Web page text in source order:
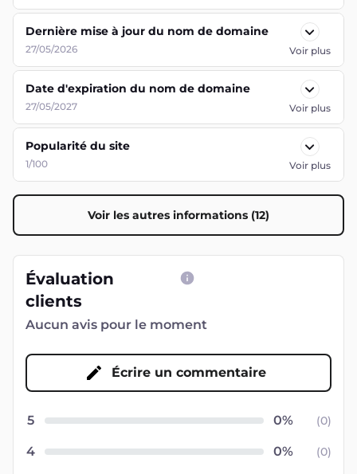
Dernière mise à jour du nom de domaine
27/05/2026 Voir plus
Date d'expiration du nom de domaine
27/05/2027 Voir plus
Popularité du site
1/100 Voir plus
Voir les autres informations (12)
Évaluation
clients
Aucun avis pour le moment
Écrire un commentaire
5 (0)
4 (0)